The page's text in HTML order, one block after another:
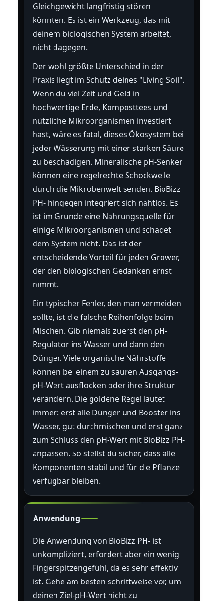
Gleichgewicht langfristig stören
könnten. Es ist ein Werkzeug, das mit
deinem biologischen System arbeitet,
nicht dagegen.
Der wohl größte Unterschied in der
Praxis liegt im Schutz deines "Living Soil".
Wenn du viel Zeit und Geld in
hochwertige Erde, Komposttees und
nützliche Mikroorganismen investiert
hast, wäre es fatal, dieses Ökosystem bei
jeder Wässerung mit einer starken Säure
zu beschädigen. Mineralische pH-Senker
können eine regelrechte Schockwelle
durch die Mikrobenwelt senden. BioBizz
PH- hingegen integriert sich nahtlos. Es
ist im Grunde eine Nahrungsquelle für
einige Mikroorganismen und schadet
dem System nicht. Das ist der
entscheidende Vorteil für jeden Grower,
der den biologischen Gedanken ernst
nimmt.
Ein typischer Fehler, den man vermeiden
sollte, ist die falsche Reihenfolge beim
Mischen. Gib niemals zuerst den pH-
Regulator ins Wasser und dann den
Dünger. Viele organische Nährstoffe
können bei einem zu sauren Ausgangs-
pH-Wert ausflocken oder ihre Struktur
verändern. Die goldene Regel lautet
immer: erst alle Dünger und Booster ins
Wasser, gut durchmischen und erst ganz
zum Schluss den pH-Wert mit BioBizz PH-
anpassen. So stellst du sicher, dass alle
Komponenten stabil und für die Pflanze
verfügbar bleiben.
Anwendung
Die Anwendung von BioBizz PH- ist
unkompliziert, erfordert aber ein wenig
Fingerspitzengefühl, da es sehr effektiv
ist. Gehe am besten schrittweise vor, um
deinen Ziel-pH-Wert nicht zu